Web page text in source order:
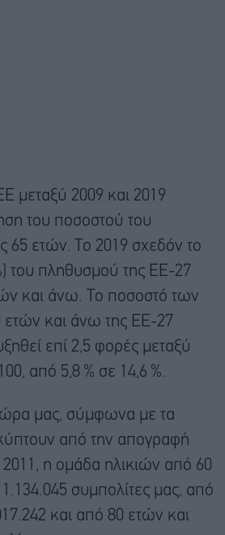
μεταξύ 2009 και 2019
του ποσοστού του
65 ετών. Το 2019 σχεδόν το
του πληθυσμού της ΕΕ-27
και άνω. Το ποσοστό των
ετών και άνω της EΕ-27
επί 2,5 φορές μεταξύ
από 5,8 % σε 14,6 %.
μας, σύμφωνα με τα
από την απογραφή
η ομάδα ηλικιών από 60
συμπολίτες μας, από
και από 80 ετών και